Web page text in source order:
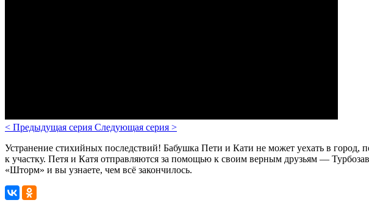
< Предыдущая серия Следующая серия >
Устранение стихийных последствий! Бабушка Пети и Кати не может уехать в город,
к участку. Петя и Катя отправляются за помощью к своим верным друзьям —
«Шторм» и вы узнаете, чем всё закончилось.